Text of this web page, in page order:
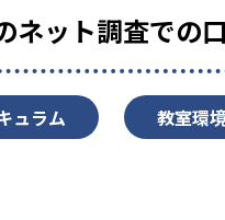
ネット調査での
ュラム 教室環